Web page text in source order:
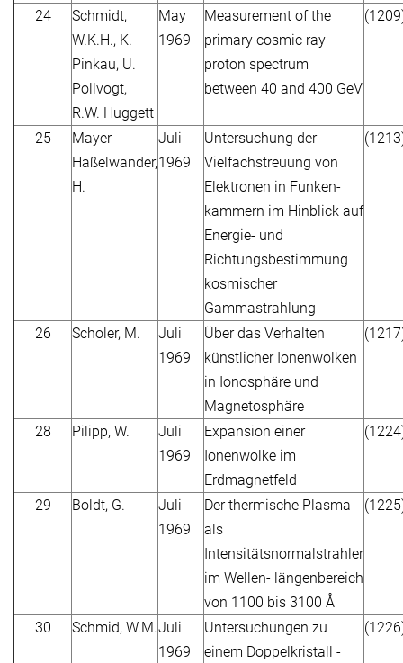
24
Schmidt,
W.K.H., K.
Pinkau, U.
Pollvogt,
R.W. Huggett
May
1969
Measurement of the
primary cosmic ray
proton spectrum
between 40 and 400 GeV
25
Mayer-
Haßelwander,
H.
Juli
1969
Untersuchung der
Vielfachstreuung von
Elektronen in Funken-
kammern im Hinblick auf
Energie- und
Richtungsbestimmung
kosmischer
Gammastrahlung
26 Scholer, M.
Juli
1969
Über das Verhalten
künstlicher Ionenwolken
in Ionosphäre und
Magnetosphäre
28 Pilipp, W.
Juli
1969
Expansion einer
Ionenwolke im
Erdmagnetfeld
29 Boldt, G.
Juli
1969
Der thermische Plasma
als
Intensitätsnormalstrahler
im Wellen- längenbereich
von 1100 bis 3100 Å
30 Schmid, W.M.Juli
1969
Untersuchungen zu
einem Doppelkristall -